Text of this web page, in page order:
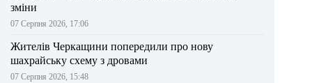
зміни
07 Серпня 2026, 17:06
Жителів Черкащини попередили про нову
шахрайську схему з дровами
07 Серпня 2026, 15:48